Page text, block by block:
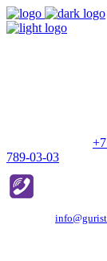
789-03-03